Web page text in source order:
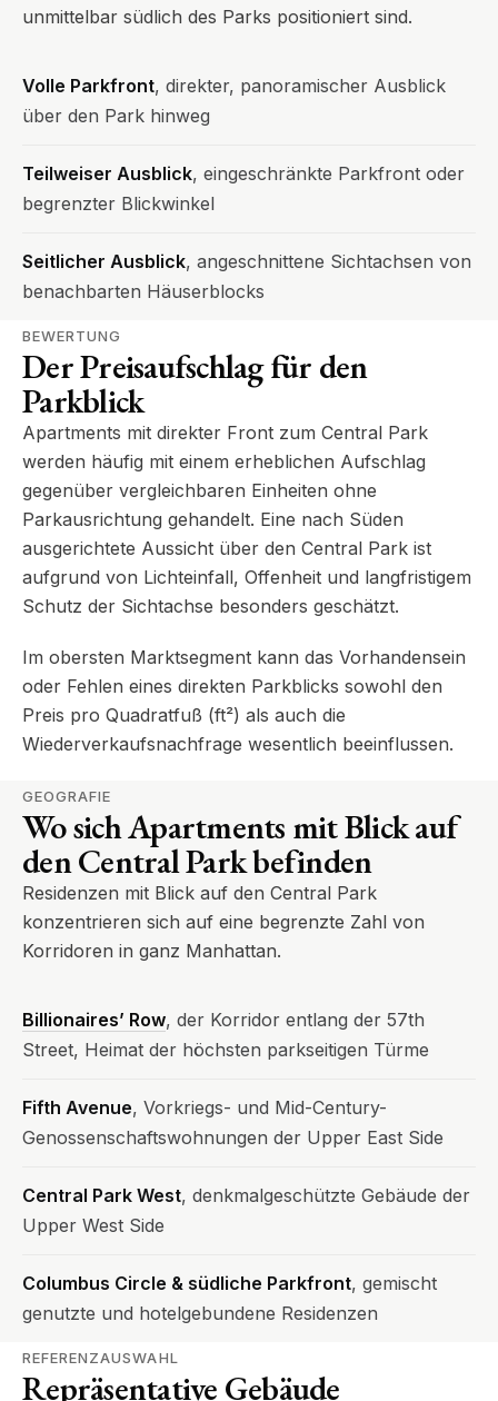
unmittelbar südlich des Parks positioniert sind.
Volle Parkfront, direkter, panoramischer Ausblick
über den Park hinweg
Teilweiser Ausblick, eingeschränkte Parkfront oder
begrenzter Blickwinkel
Seitlicher Ausblick, angeschnittene Sichtachsen von
benachbarten Häuserblocks
BEWERTUNG
Der Preisaufschlag für den
Parkblick
Apartments mit direkter Front zum Central Park
werden häufig mit einem erheblichen Aufschlag
gegenüber vergleichbaren Einheiten ohne
Parkausrichtung gehandelt. Eine nach Süden
ausgerichtete Aussicht über den Central Park ist
aufgrund von Lichteinfall, Offenheit und langfristigem
Schutz der Sichtachse besonders geschätzt.
Im obersten Marktsegment kann das Vorhandensein
oder Fehlen eines direkten Parkblicks sowohl den
Preis pro Quadratfuß (ft²) als auch die
Wiederverkaufsnachfrage wesentlich beeinflussen.
GEOGRAFIE
Wo sich Apartments mit Blick auf
den Central Park befinden
Residenzen mit Blick auf den Central Park
konzentrieren sich auf eine begrenzte Zahl von
Korridoren in ganz Manhattan.
Billionaires’ Row, der Korridor entlang der 57th
Street, Heimat der höchsten parkseitigen Türme
Fifth Avenue, Vorkriegs- und Mid-Century-
Genossenschaftswohnungen der Upper East Side
Central Park West, denkmalgeschützte Gebäude der
Upper West Side
Columbus Circle & südliche Parkfront, gemischt
genutzte und hotelgebundene Residenzen
REFERENZAUSWAHL
Repräsentative Gebäude